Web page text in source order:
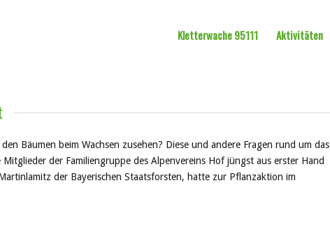
Kletterwache 95111 Aktivitäten
Bäumen beim Wachsen zusehen? Diese und andere Fragen rund um das
der Familiengruppe des Alpenvereins Hof jüngst aus erster Hand
der Bayerischen Staatsforsten, hatte zur Pflanzaktion im